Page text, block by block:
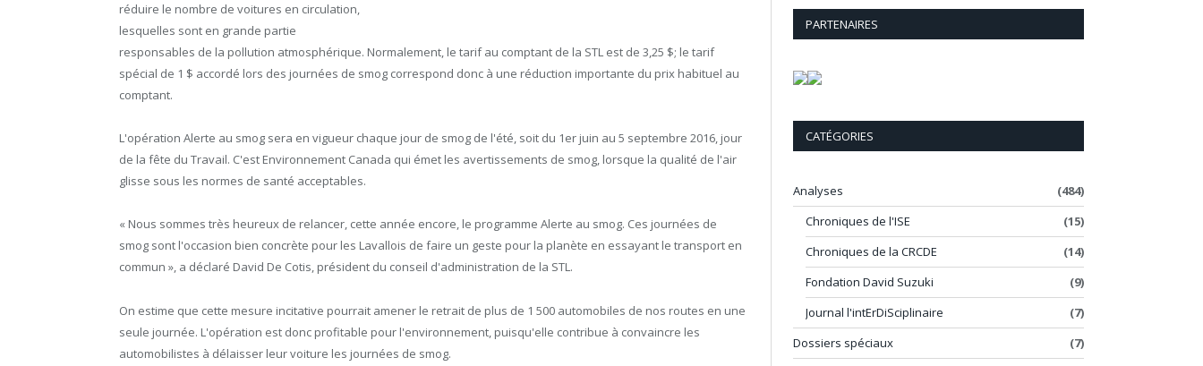
réduire le nombre de voitures en circulation,
lesquelles sont en grande partie
responsables de la pollution atmosphérique. Normalement, le tarif au comptant de la STL est de 3,25 $; le tarif
spécial de 1 $ accordé lors des journées de smog correspond donc à une réduction importante du prix habituel au
comptant.
L'opération Alerte au smog sera en vigueur chaque jour de smog de l'été, soit du 1er juin au 5 septembre 2016, jour
de la fête du Travail. C'est Environnement Canada qui émet les avertissements de smog, lorsque la qualité de l'air
glisse sous les normes de santé acceptables.
« Nous sommes très heureux de relancer, cette année encore, le programme Alerte au smog. Ces journées de
smog sont l'occasion bien concrète pour les Lavallois de faire un geste pour la planète en essayant le transport en
commun », a déclaré David De Cotis, président du conseil d'administration de la STL.
On estime que cette mesure incitative pourrait amener le retrait de plus de 1 500 automobiles de nos routes en une
seule journée. L'opération est donc profitable pour l'environnement, puisqu'elle contribue à convaincre les
automobilistes à délaisser leur voiture les journées de smog.
PARTENAIRES
CATÉGORIES
Analyses
(484)
Chroniques de l'ISE
(15)
Chroniques de la CRCDE
(14)
Fondation David Suzuki
(9)
Journal l'intErDiSciplinaire
(7)
Dossiers spéciaux
(7)